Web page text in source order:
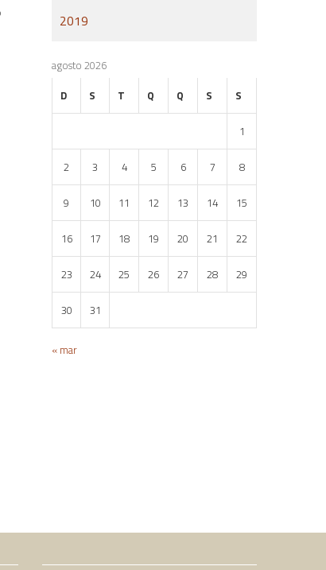
2019
agosto 2026
D
S T Q Q S S
1
2 3 4 5 6 7 8
9 10 11 12 13 14 15
16 17 18 19 20 21 22
23 24 25 26 27 28 29
30 31
« mar